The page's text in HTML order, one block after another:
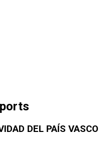
DEL PAÍS VASCO